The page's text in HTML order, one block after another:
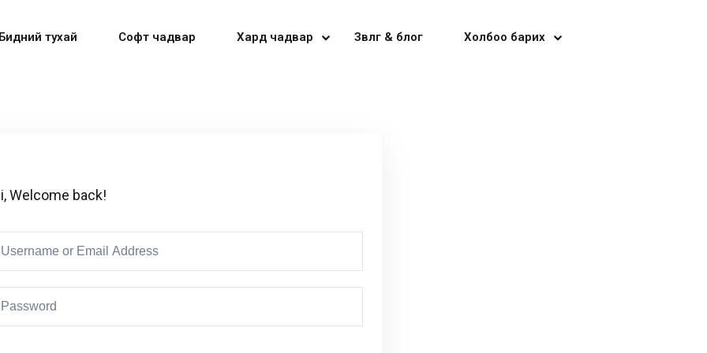
тухай Софт чадвар Хард чадвар Зөвлөгөө & блог Холбоо барих
Welcome back!
Don’t have an account?Sign up